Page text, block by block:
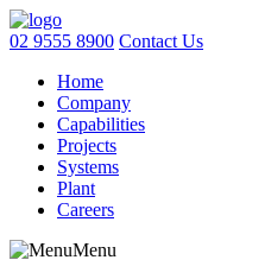
02 9555 8900 Contact Us
Home
Company
Capabilities
Projects
Systems
Plant
Careers
Menu